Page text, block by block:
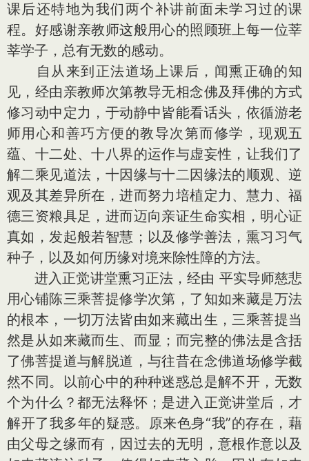
课后还特地为我们两个补讲前面未学习过的课
程。好感谢亲教师这般用心的照顾班上每一位莘
莘学子，总有无数的感动。
自从来到正法道场上课后，闻熏正确的知
见，经由亲教师次第教导无相念佛及拜佛的方式
修习动中定力，于动静中皆能看话头，依循游老
师用心和善巧方便的教导次第而修学，现观五
蕴、十二处、十八界的运作与虚妄性，让我们了
解二乘见道法，十因缘与十二因缘法的顺观、逆
观及其差异所在，进而努力培植定力、慧力、福
德三资粮具足，进而迈向亲证生命实相，明心证
真如，发起般若智慧；以及修学善法，熏习习气
种子，以及如何历缘对境来除性障的方法。
进入正觉讲堂熏习正法，经由 平实导师慈悲
用心铺陈三乘菩提修学次第，了知如来藏是万法
的根本，一切万法皆由如来藏出生，三乘菩提当
然是从如来藏而生、而显；而完整的佛法是含括
了佛菩提道与解脱道，与往昔在念佛道场修学截
然不同。以前心中的种种迷惑总是解不开，无数
个为什么？都无法释怀；是进入正觉讲堂后，才
解开了我多年的疑惑。原来色身“我”的存在，藉
由父母之缘而有，因过去的无明，意根作意以及